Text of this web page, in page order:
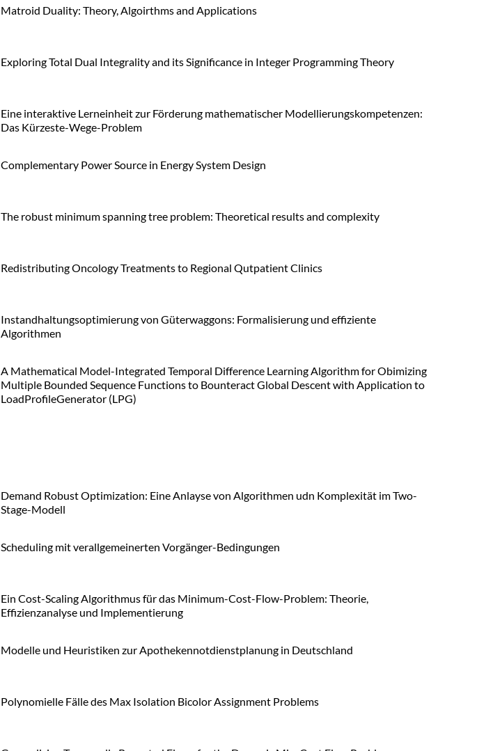
Matroid Duality: Theory, Algoirthms and Applications
Exploring Total Dual Integrality and its Significance in Integer Programming Theory
Eine interaktive Lerneinheit zur Förderung mathematischer Modellierungskompetenzen:
Das Kürzeste-Wege-Problem
Complementary Power Source in Energy System Design
The robust minimum spanning tree problem: Theoretical results and complexity
Redistributing Oncology Treatments to Regional Qutpatient Clinics
Instandhaltungsoptimierung von Güterwaggons: Formalisierung und effiziente
Algorithmen
A Mathematical Model-Integrated Temporal Difference Learning Algorithm for Obimizing
Multiple Bounded Sequence Functions to Bounteract Global Descent with Application to
LoadProfileGenerator (LPG)
Demand Robust Optimization: Eine Anlayse von Algorithmen udn Komplexität im Two-
Stage-Modell
Scheduling mit verallgemeinerten Vorgänger-Bedingungen
Ein Cost-Scaling Algorithmus für das Minimum-Cost-Flow-Problem: Theorie,
Effizienzanalyse und Implementierung
Modelle und Heuristiken zur Apothekennotdienstplanung in Deutschland
Polynomielle Fälle des Max Isolation Bicolor Assignment Problems